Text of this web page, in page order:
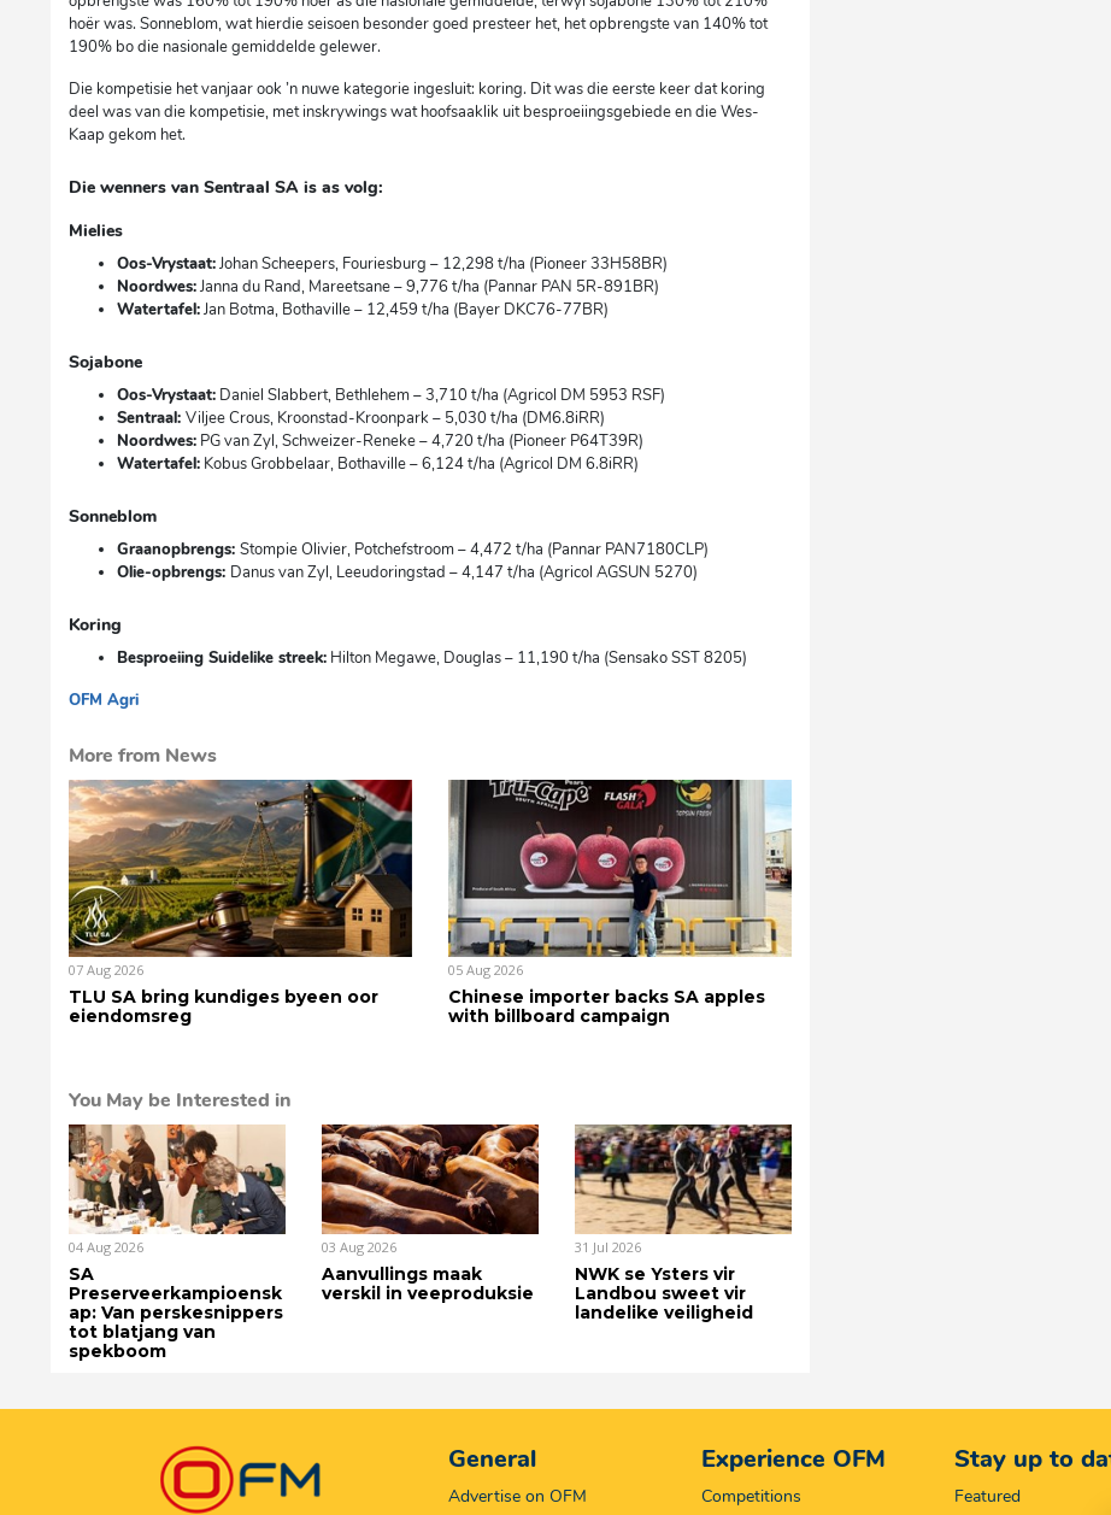
hoër was. Sonneblom, wat hierdie seisoen besonder goed presteer het, het opbrengste van 140% tot
190% bo die nasionale gemiddelde gelewer.
Die kompetisie het vanjaar ook ’n nuwe kategorie ingesluit: koring. Dit was die eerste keer dat koring
deel was van die kompetisie, met inskrywings wat hoofsaaklik uit besproeiingsgebiede en die Wes-
Kaap gekom het.
Die wenners van Sentraal SA is as volg:
Mielies
Oos-Vrystaat:Johan Scheepers, Fouriesburg – 12,298 t/ha (Pioneer 33H58BR)
Noordwes:Janna du Rand, Mareetsane – 9,776 t/ha (Pannar PAN 5R-891BR)
Watertafel:Jan Botma, Bothaville – 12,459 t/ha (Bayer DKC76-77BR)
Sojabone
Oos-Vrystaat: Daniel Slabbert, Bethlehem – 3,710 t/ha (Agricol DM 5953 RSF)
Sentraal: Viljee Crous, Kroonstad-Kroonpark – 5,030 t/ha (DM6.8iRR)
Noordwes: PG van Zyl, Schweizer-Reneke – 4,720 t/ha (Pioneer P64T39R)
Watertafel: Kobus Grobbelaar, Bothaville – 6,124 t/ha (Agricol DM 6.8iRR)
Sonneblom
Graanopbrengs: Stompie Olivier, Potchefstroom – 4,472 t/ha (Pannar PAN7180CLP)
Olie-opbrengs: Danus van Zyl, Leeudoringstad – 4,147 t/ha (Agricol AGSUN 5270)
Koring
Besproeiing Suidelike streek: Hilton Megawe, Douglas – 11,190 t/ha (Sensako SST 8205)
OFM Agri
More from News
07 Aug 2026
TLU SA bring kundiges byeen oor
eiendomsreg
05 Aug 2026
Chinese importer backs SA apples
with billboard campaign
You May be Interested in
04 Aug 2026
SA
Preserveerkampioensk
ap: Van perskesnippers
tot blatjang van
spekboom
03 Aug 2026
Aanvullings maak
verskil in veeproduksie
31 Jul 2026
NWK se Ysters vir
Landbou sweet vir
landelike veiligheid
General
Advertise on OFM
Experience OFM
Competitions
Stay up to
Featured